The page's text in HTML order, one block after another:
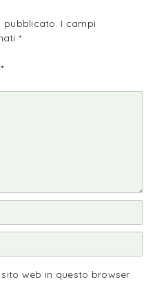
pubblicato. I campi
*
*
web in questo browser